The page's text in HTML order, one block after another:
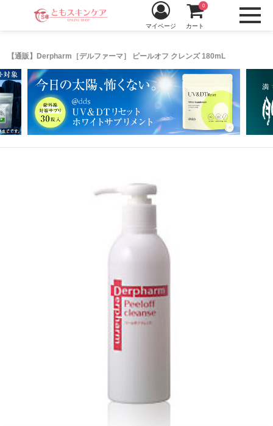
【通販】Derpharm［デルファーマ］ ピールオフ クレンズ 180mL
マイページ カート
0